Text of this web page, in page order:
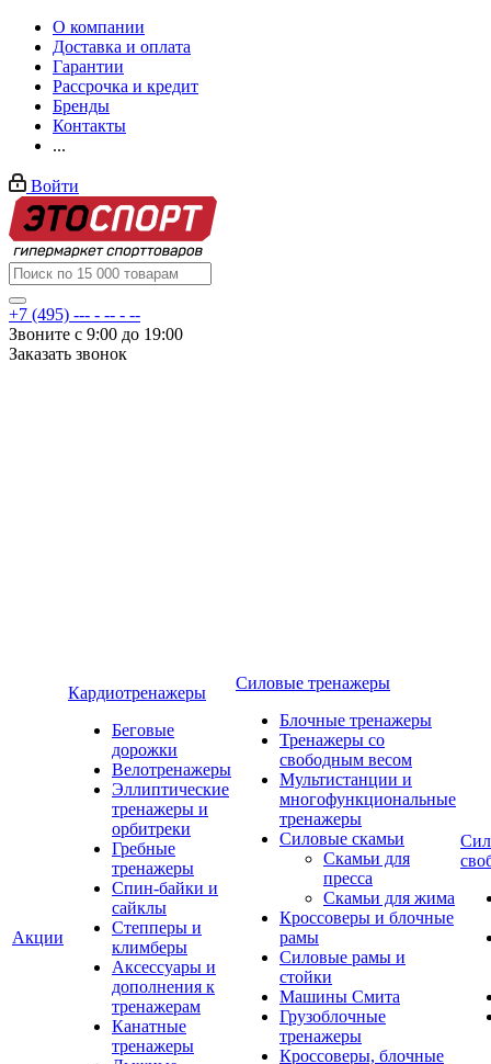
О компании
Доставка и оплата
Гарантии
Рассрочка и кредит
Бренды
Контакты
...
Войти
+7 (495) --- - -- - --
Звоните с 9:00 до 19:00
Заказать звонок
Акции
Кардиотренажеры
Беговые
дорожки
Велотренажеры
Эллиптические
тренажеры и
орбитреки
Гребные
тренажеры
Спин-байки и
сайклы
Степперы и
климберы
Аксессуары и
дополнения к
тренажерам
Канатные
тренажеры
Силовые тренажеры
Блочные тренажеры
Тренажеры со
свободным весом
Мультистанции и
многофункциональные
тренажеры
Силовые скамьи
Скамьи для
пресса
Скамьи для жима
Кроссоверы и блочные
рамы
Силовые рамы и
стойки
Машины Смита
Грузоблочные
тренажеры
Кроссоверы, блочные